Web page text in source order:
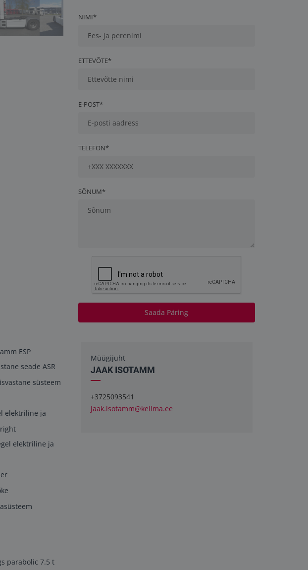
ESP
seade ASR
süsteem
elektriline ja
elektriline ja
parabolic 7.5 t
NIMI*
ETTEVÕTE*
E-POST*
TELEFON*
SÕNUM*
Saada Päring
Müügijuht
JAAK ISOTAMM
+3725093541
jaak.isotamm@keilma.ee